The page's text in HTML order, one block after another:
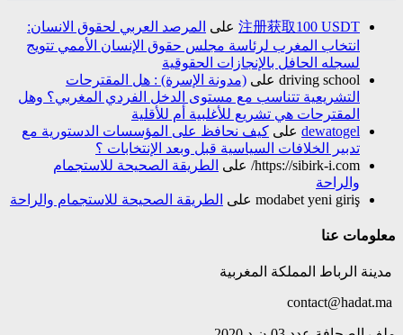
注册获取100 USDT على المرصد العربي لحقوق الانسان:
انتخاب المغرب لرئاسة مجلس حقوق الإنسان الأممي تتويج
لسجله الحافل بالإنجازات الحقوقية
driving school على (مدونة الإسرة) : هل المقترحات
التشريعية تتناسب مع مستوى الدخل الفردي المغربي؟ وهل
المقترحات هي تشريع للأغلبية أم للأقلية
dewatogel على كيف نحافظ على المؤسسات الدستورية مع
تدبير الخلافات السياسية قبل وبعد الإنتخابات ؟
https://sibirk-i.com/ على الطريقة الصحيحة للاستجمام
والراحة
modabet yeni giriş على الطريقة الصحيحة للاستجمام والراحة
معلومات عنا
مدينة الرباط المملكة المغربية